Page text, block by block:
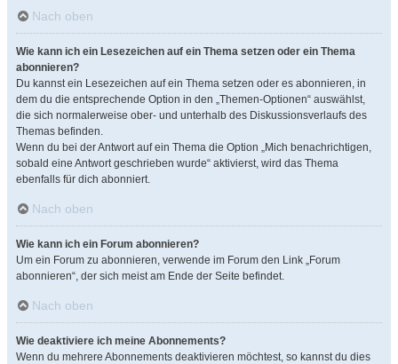
Nach oben
Wie kann ich ein Lesezeichen auf ein Thema setzen oder ein Thema
abonnieren?
Du kannst ein Lesezeichen auf ein Thema setzen oder es abonnieren, in
dem du die entsprechende Option in den „Themen-Optionen“ auswählst,
die sich normalerweise ober- und unterhalb des Diskussionsverlaufs des
Themas befinden.
Wenn du bei der Antwort auf ein Thema die Option „Mich benachrichtigen,
sobald eine Antwort geschrieben wurde“ aktivierst, wird das Thema
ebenfalls für dich abonniert.
Nach oben
Wie kann ich ein Forum abonnieren?
Um ein Forum zu abonnieren, verwende im Forum den Link „Forum
abonnieren“, der sich meist am Ende der Seite befindet.
Nach oben
Wie deaktiviere ich meine Abonnements?
Wenn du mehrere Abonnements deaktivieren möchtest, so kannst du dies